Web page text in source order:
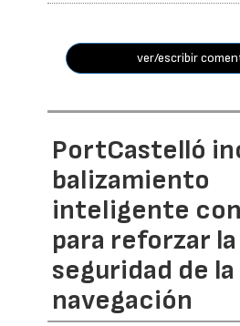
ver/escribir
PortCastelló
balizamiento
inteligente con
para reforzar la
seguridad de la
navegación